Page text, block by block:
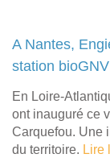
A Nantes,
station
En Loire-
ont inauguré ce
Carquefou. Une
du territoire. Lire